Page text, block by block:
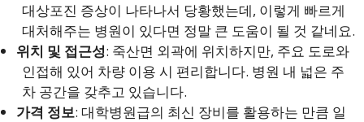
대상포진 증상이 나타나서 당황했는데, 이렇게 빠르게
대처해주는 병원이 있다면 정말 큰 도움이 될 것 같네요.
위치 및 접근성: 죽산면 외곽에 위치하지만, 주요 도로와
인접해 있어 차량 이용 시 편리합니다. 병원 내 넓은 주
차 공간을 갖추고 있습니다.
가격 정보: 대학병원급의 최신 장비를 활용하는 만큼 일